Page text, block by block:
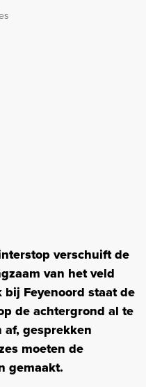
verschuift de
van het veld
Feyenoord staat de
de achtergrond al te
af, gesprekken
moeten de
gemaakt.